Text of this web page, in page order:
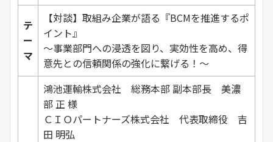
テ
ー
マ
【対談】取組み企業が語る『BCMを推進するポ
イント』
～事業部門への浸透を図り、実効性を高め、得
意先との信頼関係の強化に繋げる！～
鴻池運輸株式会社 総務本部 副本部長 美濃
部 正 様
ＣＩＯパートナーズ株式会社 代表取締役 吉
田 明弘